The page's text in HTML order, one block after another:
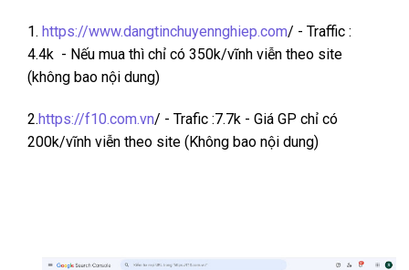
1. https://www.dangtinchuyennghiep.com/ - Traffic :
4.4k - Nếu mua thì chỉ có 350k/vĩnh viễn theo site
(không bao nội dung)
2.https://f10.com.vn/ - Trafic :7.7k - Giá GP chỉ có
200k/vĩnh viễn theo site (Không bao nội dung)